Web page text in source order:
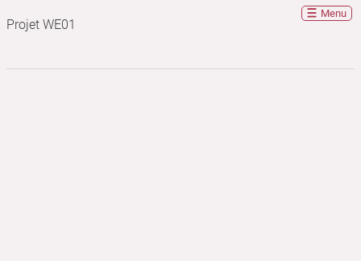
Projet WE01
Menu